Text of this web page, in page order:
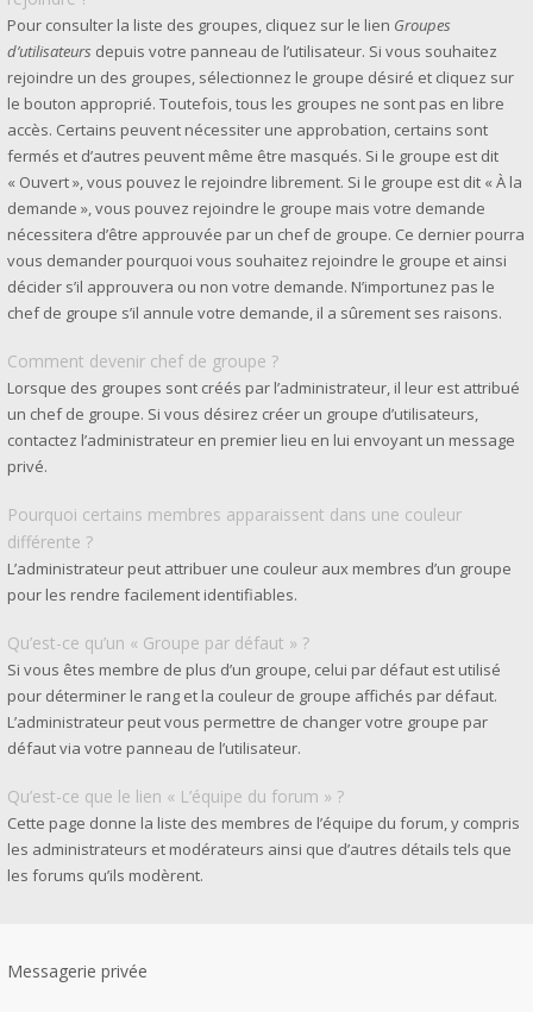
Pour consulter la liste des groupes, cliquez sur le lien Groupes
d’utilisateurs depuis votre panneau de l’utilisateur. Si vous souhaitez
rejoindre un des groupes, sélectionnez le groupe désiré et cliquez sur
le bouton approprié. Toutefois, tous les groupes ne sont pas en libre
accès. Certains peuvent nécessiter une approbation, certains sont
fermés et d’autres peuvent même être masqués. Si le groupe est dit
« Ouvert », vous pouvez le rejoindre librement. Si le groupe est dit « À la
demande », vous pouvez rejoindre le groupe mais votre demande
nécessitera d’être approuvée par un chef de groupe. Ce dernier pourra
vous demander pourquoi vous souhaitez rejoindre le groupe et ainsi
décider s’il approuvera ou non votre demande. N’importunez pas le
chef de groupe s’il annule votre demande, il a sûrement ses raisons.
Comment devenir chef de groupe ?
Lorsque des groupes sont créés par l’administrateur, il leur est attribué
un chef de groupe. Si vous désirez créer un groupe d’utilisateurs,
contactez l’administrateur en premier lieu en lui envoyant un message
privé.
Pourquoi certains membres apparaissent dans une couleur
différente ?
L’administrateur peut attribuer une couleur aux membres d’un groupe
pour les rendre facilement identifiables.
Qu’est-ce qu’un « Groupe par défaut » ?
Si vous êtes membre de plus d’un groupe, celui par défaut est utilisé
pour déterminer le rang et la couleur de groupe affichés par défaut.
L’administrateur peut vous permettre de changer votre groupe par
défaut via votre panneau de l’utilisateur.
Qu’est-ce que le lien « L’équipe du forum » ?
Cette page donne la liste des membres de l’équipe du forum, y compris
les administrateurs et modérateurs ainsi que d’autres détails tels que
les forums qu’ils modèrent.
Messagerie privée